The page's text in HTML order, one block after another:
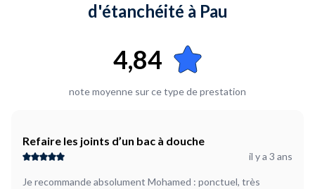
d'étanchéité à Pau
4,84
note moyenne sur ce type de prestation
Refaire les joints d’un bac à douche
il y a 3 ans
Je recommande absolument Mohamed : ponctuel, très